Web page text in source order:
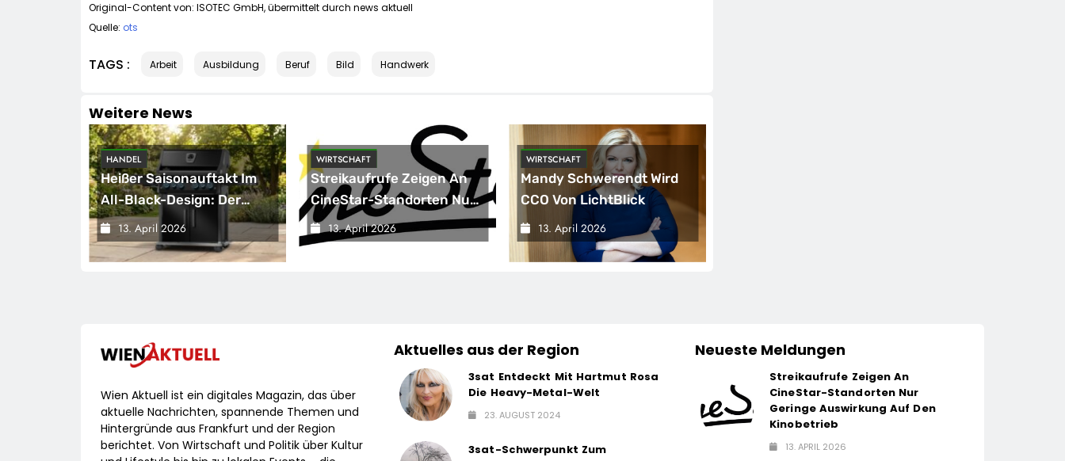
Original-Content von: ISOTEC GmbH, übermittelt durch news aktuell
Quelle: ots
TAGS : Arbeit Ausbildung Beruf Bild Handwerk
Weitere News
HANDEL
Heißer Saisonauftakt Im
All-Black-Design: Der
Napoleon Rogue PRO-S
525 In Der Exklusiven
Grillfürst-Edition
13. April 2026
WIRTSCHAFT
Streikaufrufe Zeigen An
CineStar-Standorten Nur
Geringe Auswirkung Auf
Den Kinobetrieb
13. April 2026
WIRTSCHAFT
Mandy Schwerendt Wird
CCO Von LichtBlick
13. April 2026
Wien Aktuell ist ein digitales Magazin, das über
aktuelle Nachrichten, spannende Themen und
Hintergründe aus Frankfurt und der Region
berichtet. Von Wirtschaft und Politik über Kultur
Aktuelles aus der Region
3sat Entdeckt Mit Hartmut Rosa
Die Heavy-Metal-Welt
23. AUGUST 2024
3sat-Schwerpunkt Zum
Neueste Meldungen
Streikaufrufe Zeigen An
CineStar-Standorten Nur
Geringe Auswirkung Auf Den
Kinobetrieb
13. APRIL 2026